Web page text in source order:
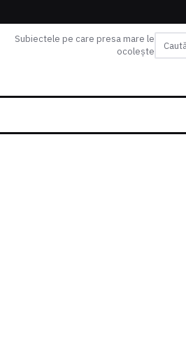
Subiectele pe care presa mare le
ocolește
Caută